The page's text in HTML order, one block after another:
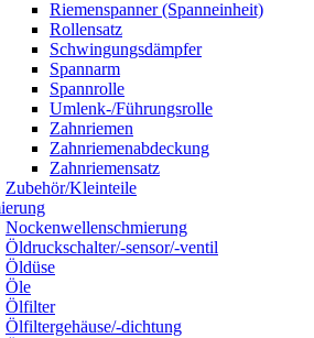
Riemenspanner (Spanneinheit)
Rollensatz
Schwingungsdämpfer
Spannarm
Spannrolle
Umlenk-/Führungsrolle
Zahnriemen
Zahnriemenabdeckung
Zahnriemensatz
Zubehör/Kleinteile
Nockenwellenschmierung
Öldruckschalter/-sensor/-ventil
Öldüse
Öle
Ölfilter
Ölfiltergehäuse/-dichtung